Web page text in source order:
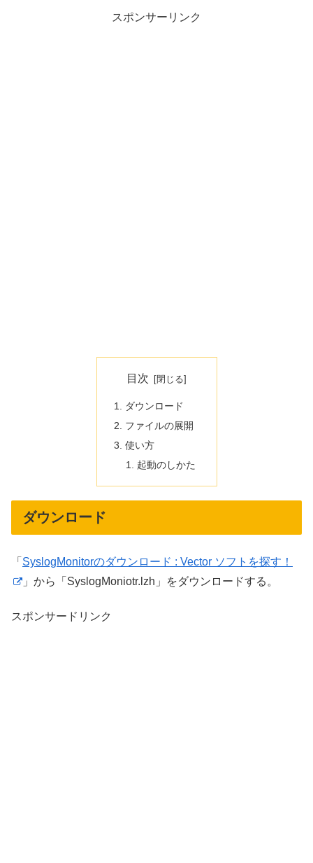
スポンサーリンク
目次
ダウンロード
ファイルの展開
使い方
起動のしかた
ダウンロード
「 SyslogMonitorのダウンロード : Vector ソフトを探す！
」から「SyslogMoniotr.lzh」をダウンロードする。
スポンサードリンク